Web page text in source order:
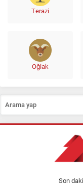
Terazi
Oğlak
Son